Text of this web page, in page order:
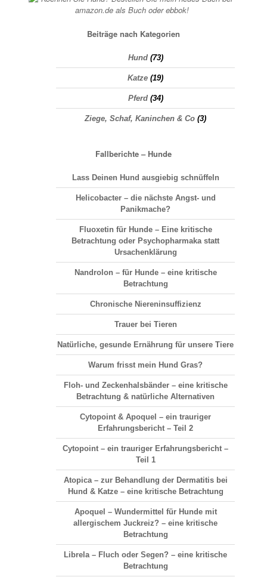
Beiträge nach Kategorien
Hund(73)
Katze (19)
Pferd(34)
Ziege, Schaf, Kaninchen & Co (3)
Fallberichte – Hunde
Lass Deinen Hund ausgiebig schnüffeln
Helicobacter – die nächste Angst- und
Panikmache?
Fluoxetin für Hunde – Eine kritische
Betrachtung oder Psychopharmaka statt
Ursachenklärung
Nandrolon – für Hunde – eine kritische
Betrachtung
Chronische Niereninsuffizienz
Trauer bei Tieren
Natürliche, gesunde Ernährung für unsere Tiere
Warum frisst mein Hund Gras?
Floh- und Zeckenhalsbänder – eine kritische
Betrachtung & natürliche Alternativen
Cytopoint & Apoquel – ein trauriger
Erfahrungsbericht – Teil 2
Cytopoint – ein trauriger Erfahrungsbericht –
Teil 1
Atopica – zur Behandlung der Dermatitis bei
Hund & Katze – eine kritische Betrachtung
Apoquel – Wundermittel für Hunde mit
allergischem Juckreiz? – eine kritische
Betrachtung
Librela – Fluch oder Segen? – eine kritische
Betrachtung